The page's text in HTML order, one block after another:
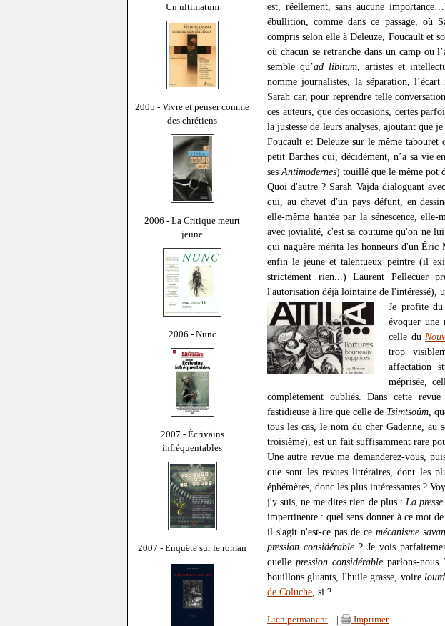
Un ultimatum
2005 - Vivre et penser comme
des chrétiens
2006 - La Critique meurt
jeune
2006 - Nunc
2007 - Écrivains
infréquentables
2007 - Enquête sur le roman
est, réellement, sans aucune
ébullition, comme dans ce passage, où
compris selon elle à Deleuze, Foucault et
où chacun se retranche dans un camp ou
semble qu’ad libitum, artistes et
nomme journalistes, la séparation,
Sarah car, pour reprendre telle
ces auteurs, que des occasions, certes
la justesse de leurs analyses, ajoutant que
Foucault et Deleuze sur le même
petit Barthes qui, décidément, n’a sa vie
ses Antimodernes) touillé que le même pot
Quoi d'autre ? Sarah Vajda dialoguant
qui, au chevet d'un pays défunt, en
elle-même hantée par la sénescence,
avec jovialité, c'est sa coutume qu'on ne
qui naguère mérita les honneurs d'un Éric
enfin le jeune et talentueux peintre (il
strictement rien...) Laurent Pellecuer
l'autorisation déjà lointaine de l'intéressé),
Je profite du
évoquer une
celle du
trop
affectation
méprisée,
complètement oubliés. Dans cette
fastidieuse à lire que celle de Tsimtsoûm ,
tous les cas, le nom du cher Gadenne, au
troisième), est un fait suffisamment rare
Une autre revue me demanderez-vous,
que sont les revues littéraires, dont les
éphémères, donc les plus intéressantes ?
j'y suis, ne me dites rien de plus : La
impertinente : quel sens donner à ce mot
il s'agit n'est-ce pas de ce mécanisme
pression considérable? Je vois
quellepression considérable parlons-
bouillons gluants, l'huile grasse, voire
de Coluche , si ?
Lien permanent Imprimer